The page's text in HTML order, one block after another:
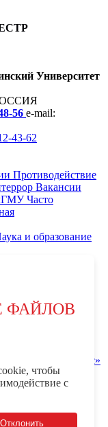
Университет
56 e-mail:
43-62
Противодействие
Вакансии
Часто
и образование
Российской
«Кузбасс»
VK -
ФАЙЛОВ
чтобы
с
Отклонить